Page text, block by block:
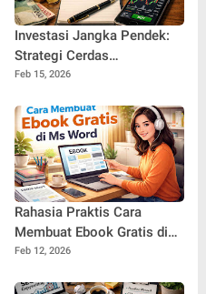
Investasi Jangka Pendek:
Strategi Cerdas
Mengembangkan Uang
Feb 15, 2026
Rahasia Praktis Cara
Membuat Ebook Gratis di
Ms Word yang Profesional
Feb 12, 2026